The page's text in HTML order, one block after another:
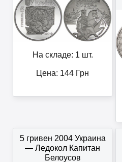
На складе: 1 шт.
Цена: 144 Грн
5 гривен 2004 Украина
— Ледокол Капитан
Белоусов